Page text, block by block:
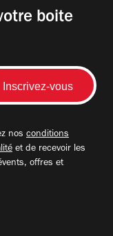
boite
nos conditions
et de recevoir les
offres et